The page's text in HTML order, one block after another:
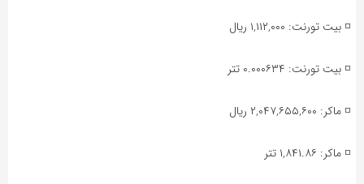
◽️ بیت تورنت: ۱,۱۱۲,۰۰۰ ریال
◽️ بیت تورنت: ۰.۰۰۰۶۳۴ تتر
◽️ ماکر: ۲,۰۴۷,۶۵۵,۶۰۰ ریال
◽️ ماکر: ۱,۸۴۱.۸۶ تتر